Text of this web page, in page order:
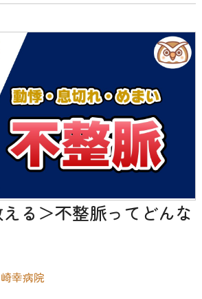
る＞不整脈ってどんな
幸病院